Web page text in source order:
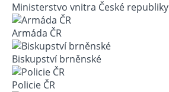
Ministerstvo vnitra České republiky
Armáda ČR
Biskupství brněnské
Policie ČR